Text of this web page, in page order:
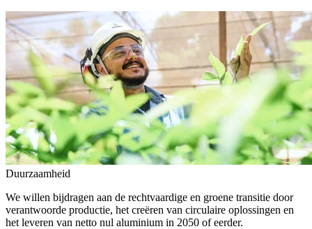
Duurzaamheid
We willen bijdragen aan de rechtvaardige en groene transitie door
verantwoorde productie, het creëren van circulaire oplossingen en
het leveren van netto nul aluminium in 2050 of eerder.